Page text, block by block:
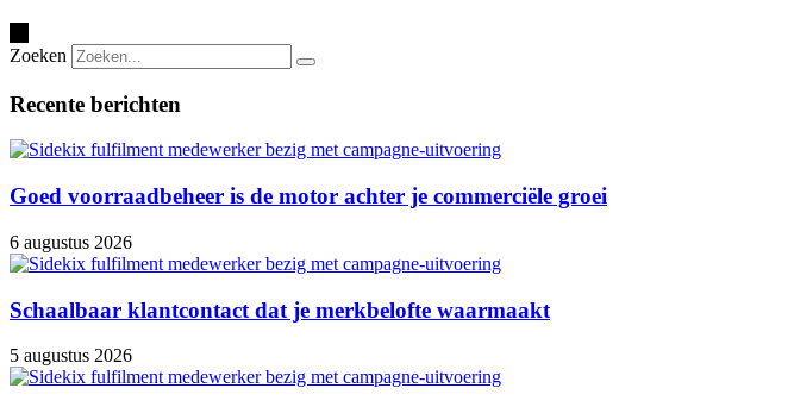
Zoeken
Recente berichten
Goed voorraadbeheer is de motor achter je commerciële groei
6 augustus 2026
Schaalbaar klantcontact dat je merkbelofte waarmaakt
5 augustus 2026